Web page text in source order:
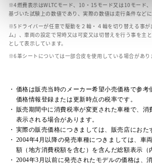
燃費表示はWLTCモード、10・15モード又は10モード
基づいた試験上の数値であり、実際の数値は走行条件などに
ドライバーが任意で駆動を２輪・４輪を切り替える事
ム」、車両の設定で常時又は可変又は切替えを行う事を主
として表示しています。
革シートについては一部合皮を使用している場合があり
価格は販売当時のメーカー希望小売価格で参考
価格情報登録または更新時点の税率です。
販売期間中に消費税率が変更された車種で、消
表示される場合があります。
実際の販売価格につきましては、販売店におた
2004年4月以降の発売車種につきましては、車
額（地方消費税額を含む）を含んだ総額表示（
2004年3月以前に発売されたモデルの価格は、